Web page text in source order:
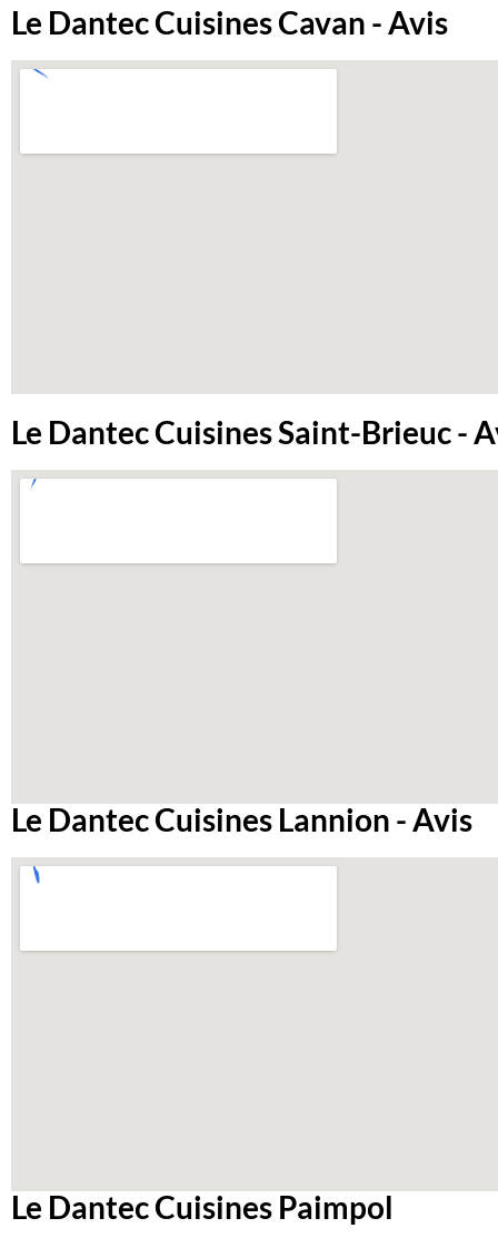
Le Dantec Cuisines Cavan - Avis
Le Dantec Cuisines Saint-Brieuc -
Le Dantec Cuisines Lannion - Avis
Le Dantec Cuisines Paimpol